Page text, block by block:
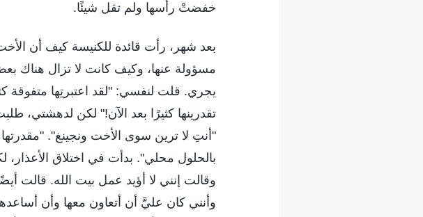
خفضتْ رأسها ولم تقل شيئًا.
بعد شهر، رأت قائدة للكنيسة كيف أن
مسؤولة عنها، وكيف كانت لا تزال هناك
يجري. قلت لنفسي: "لقد اعتبرتِها متفوقة
تقدرينها كثيرًا بعد الآن!" لكن لدهشتي،
"أنتِ لا ترين سوى الأخت ونجينغ".
بالحلول محلي". بدأت في اختلاق
وقالت إنني لا أؤيد عمل بيت الله. قالت
وأنني كان عليَّ أن أتعاون معها وأن